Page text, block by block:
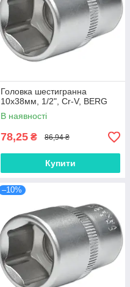
Головка шестигранна
10х38мм, 1/2", Cr-V, BERG
В наявності
78,25 ₴ 86,94 ₴
Купити
–10%